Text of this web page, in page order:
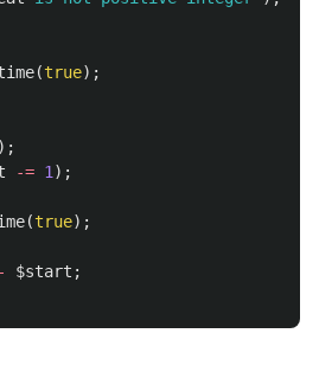
(true);
-= 1 );
(true);
- $start ;